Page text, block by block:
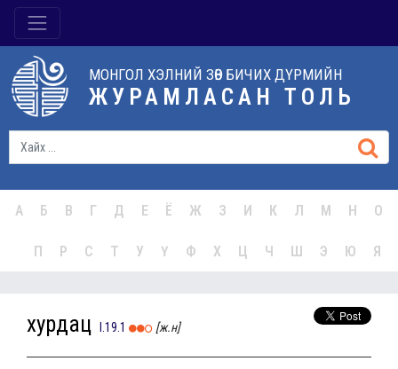
МОНГОЛ ХЭЛНИЙ ЗӨВ БИЧИХ ДҮРМИЙН
ЖУРАМЛАСАН ТОЛЬ
А Б В Г Д Е Ё Ж З И К Л М Н О
П Р С Т У Ү Ф Х Ц Ч Ш Э Ю Я
хурдац I.19.1 [ж.н]